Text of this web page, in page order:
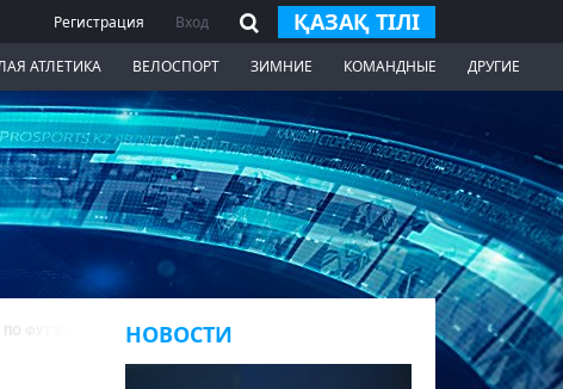
Регистрация Вход ҚАЗАҚ ТІЛІ
АТЛЕТИКА ВЕЛОСПОРТ ЗИМНИЕ КОМАНДНЫЕ ДРУГИЕ
ФУТЗАЛУ НОВОСТИ